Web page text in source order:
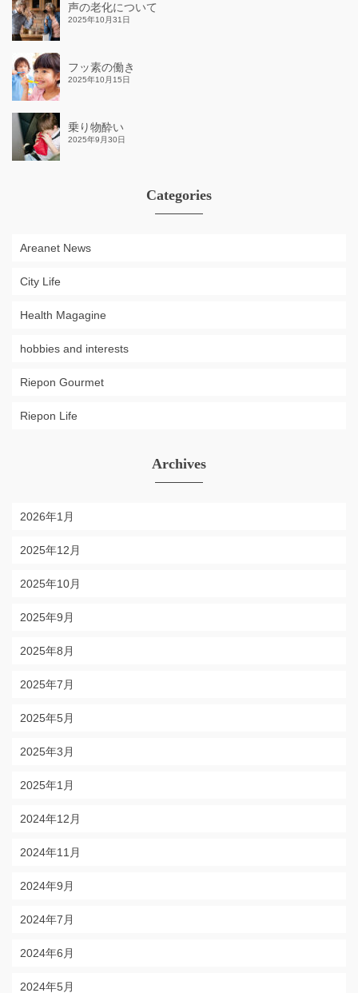
声の老化について
2025年10月31日
フッ素の働き
2025年10月15日
乗り物酔い
2025年9月30日
Categories
Areanet News
City Life
Health Magagine
hobbies and interests
Riepon Gourmet
Riepon Life
Archives
2026年1月
2025年12月
2025年10月
2025年9月
2025年8月
2025年7月
2025年5月
2025年3月
2025年1月
2024年12月
2024年11月
2024年9月
2024年7月
2024年6月
2024年5月